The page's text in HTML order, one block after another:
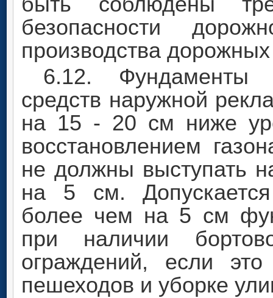
безопасности
производства
6.12. Фундаменты
средств наружной
на 15 - 20 см ниже
восстановлением
не должны выступать
на 5 см.
более чем на 5 см
при наличии
ограждений, если
пешеходов и уборке